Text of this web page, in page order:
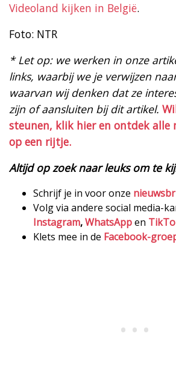
Videoland kijken in België.
Foto: NTR
* Let op: we werken in onze
links, waarbij we je verwijzen
waarvan wij denken dat ze
zijn of aansluiten bij dit artikel.
steunen, klik hier en ontdek alle
op een rijtje.
Altijd op zoek naar leuks om te
Schrijf je in voor onze
Volg via andere social media-
Instagram,WhatsAppen
Klets mee in de Facebook-